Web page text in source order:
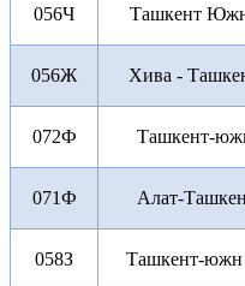
056Ч Ташкент
056Ж Хива -
072Ф Ташкент-
071Ф Алат-
058З Ташкент-